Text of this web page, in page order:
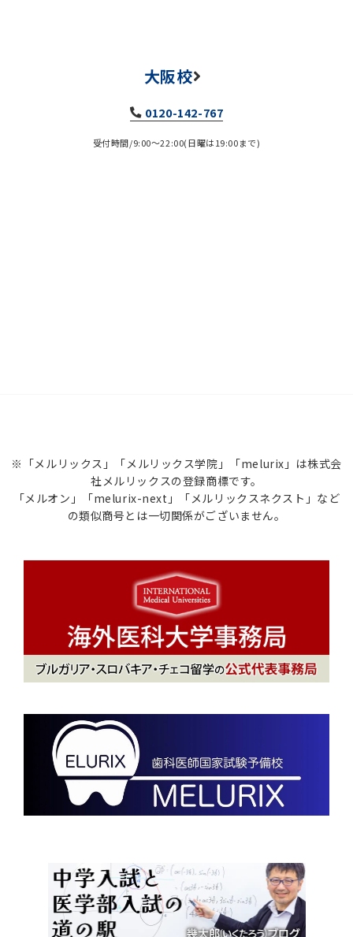
大阪校
0120-142-767
受付時間/9:00～22:00(日曜は19:00まで)
※「メルリックス」「メルリックス学院」「melurix」は株式会
社メルリックスの登録商標です。
「メルオン」「melurix-next」「メルリックスネクスト」など
の類似商号とは一切関係がございません。